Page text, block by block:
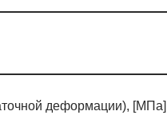
деформации), [МПа]